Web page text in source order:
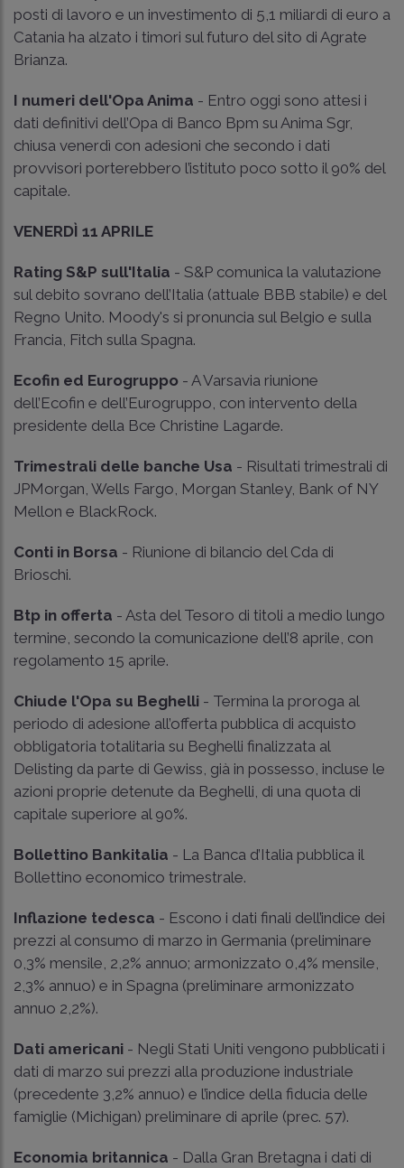
posti di lavoro e un investimento di 5,1 miliardi di euro a
Catania ha alzato i timori sul futuro del sito di Agrate
Brianza.
I numeri dell'Opa Anima - Entro oggi sono attesi i
dati definitivi dell’Opa di Banco Bpm su Anima Sgr,
chiusa venerdì con adesioni che secondo i dati
provvisori porterebbero l’istituto poco sotto il 90% del
capitale.
VENERDÌ 11 APRILE
Rating S&P sull'Italia - S&P comunica la valutazione
sul debito sovrano dell’Italia (attuale BBB stabile) e del
Regno Unito. Moody's si pronuncia sul Belgio e sulla
Francia, Fitch sulla Spagna.
Ecofin ed Eurogruppo - A Varsavia riunione
dell’Ecofin e dell’Eurogruppo, con intervento della
presidente della Bce Christine Lagarde.
Trimestrali delle banche Usa - Risultati trimestrali di
JPMorgan, Wells Fargo, Morgan Stanley, Bank of NY
Mellon e BlackRock.
Conti in Borsa - Riunione di bilancio del Cda di
Brioschi.
Btp in offerta - Asta del Tesoro di titoli a medio lungo
termine, secondo la comunicazione dell’8 aprile, con
regolamento 15 aprile.
Chiude l'Opa su Beghelli - Termina la proroga al
periodo di adesione all’offerta pubblica di acquisto
obbligatoria totalitaria su Beghelli finalizzata al
Delisting da parte di Gewiss, già in possesso, incluse le
azioni proprie detenute da Beghelli, di una quota di
capitale superiore al 90%.
Bollettino Bankitalia - La Banca d’Italia pubblica il
Bollettino economico trimestrale.
Inflazione tedesca - Escono i dati finali dell’indice dei
prezzi al consumo di marzo in Germania (preliminare
0,3% mensile, 2,2% annuo; armonizzato 0,4% mensile,
2,3% annuo) e in Spagna (preliminare armonizzato
annuo 2,2%).
Dati americani - Negli Stati Uniti vengono pubblicati i
dati di marzo sui prezzi alla produzione industriale
(precedente 3,2% annuo) e l’indice della fiducia delle
famiglie (Michigan) preliminare di aprile (prec. 57).
Economia britannica - Dalla Gran Bretagna i dati di